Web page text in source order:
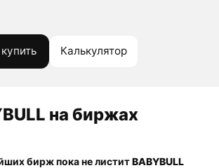
Калькулятор
на биржах
бирж пока не листитBABYBULL